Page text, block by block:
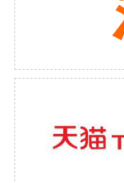
关于我们